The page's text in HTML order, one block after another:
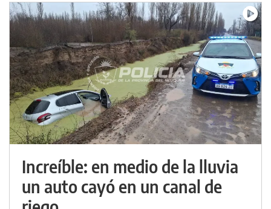
Increíble: en medio de la lluvia
un auto cayó en un canal de